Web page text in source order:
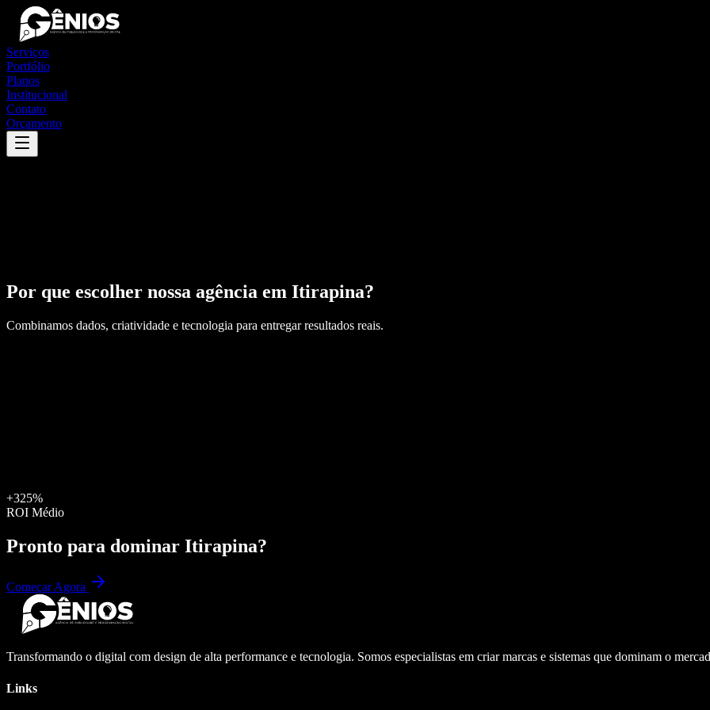
Serviços
Portfólio
Planos
Institucional
Contato
Orçamento
Por que escolher nossa agência em Itirapina?
Combinamos dados, criatividade e tecnologia para entregar resultados reais.
+325%
ROI Médio
Pronto para dominar Itirapina?
Começar Agora
Transformando o digital com design de alta performance e tecnologia. Somos especialistas em criar marcas e sistemas que dominam o
Links